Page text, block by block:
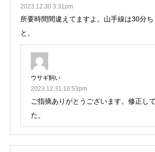
2023.12.30 3:31pm
所要時間間違えてますよ。山手線は30分
と。
ウサギ飼い
2023.12.31 10:53pm
ご指摘ありがとうございます。修正し
た。